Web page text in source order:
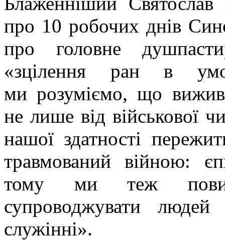
про 10 робочих днів
про головне
«зцілення ран в
ми розуміємо, що
не лише від військової
нашої здатності
травмований війною:
тому ми теж
супроводжувати
служінні».